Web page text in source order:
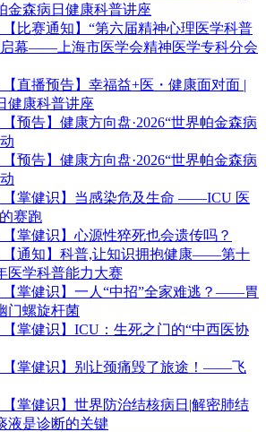
金森病日健康科普讲座
【比赛通知】“第六届精神心理医学科普
幕——上海市医学会精神医学专科分会
【直播预告】幸福益+医・健康面对面 |
健康科普讲座
【预告】健康方向盘·2026“世界帕金森病
【预告】健康方向盘·2026“世界帕金森病
【掌健识】当感染危及生命 ——ICU 医
赛跑
【掌健识】心源性猝死也会遗传吗？
【通知】科普,让知识拥抱健康——第十
医学科普能力大赛
【掌健识】一人“中招”全家难逃？——胃
门螺旋杆菌
【掌健识】ICU：生死之门的“中西医协
【掌健识】别让颈痛毁了旅途！——飞
【掌健识】世界防治结核病日|解密肺结
液是诊断的关键